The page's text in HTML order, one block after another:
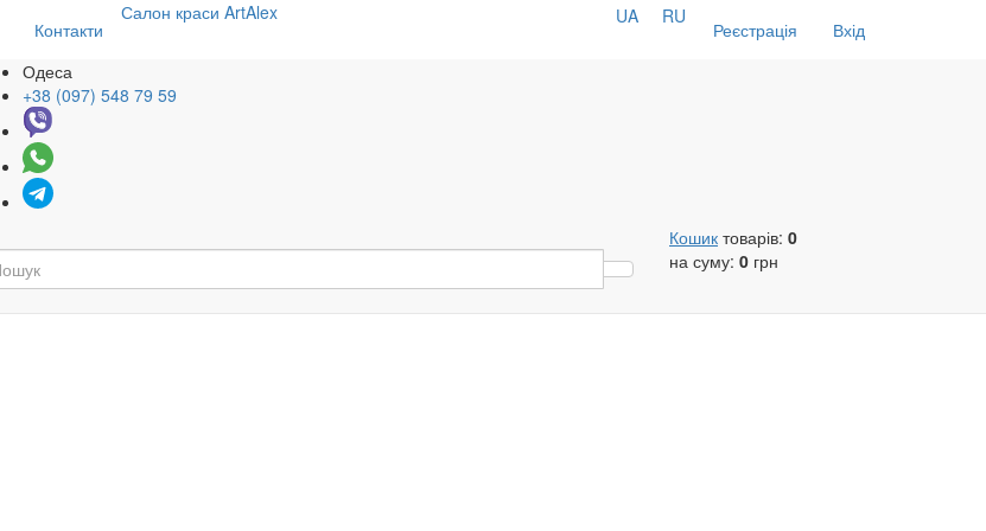
Контакти
Салон краси ArtAlex
Реєстрація Вхід
UA RU
Одеса
+38 (097) 548 79 59
Кошик товарів: 0
на суму: 0 грн